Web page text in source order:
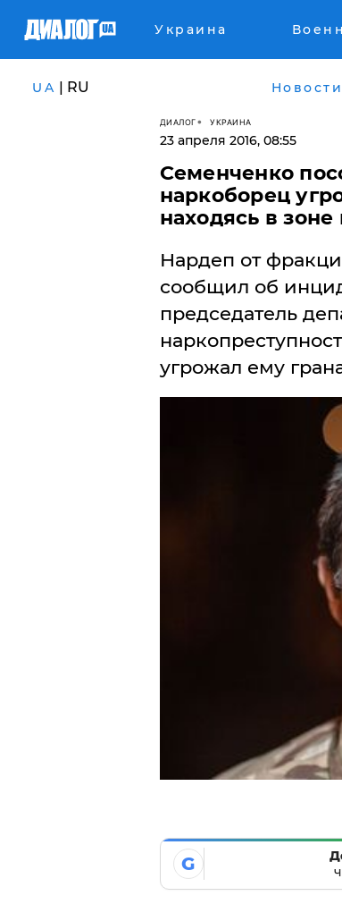
Украина
UA | RU Новости
ДИАЛОГ УКРАИНА
23 апреля 2016, 08:55
Семенченко
наркоборец
находясь в
​Нардеп от
сообщил об
председатель
угрожал ему
G